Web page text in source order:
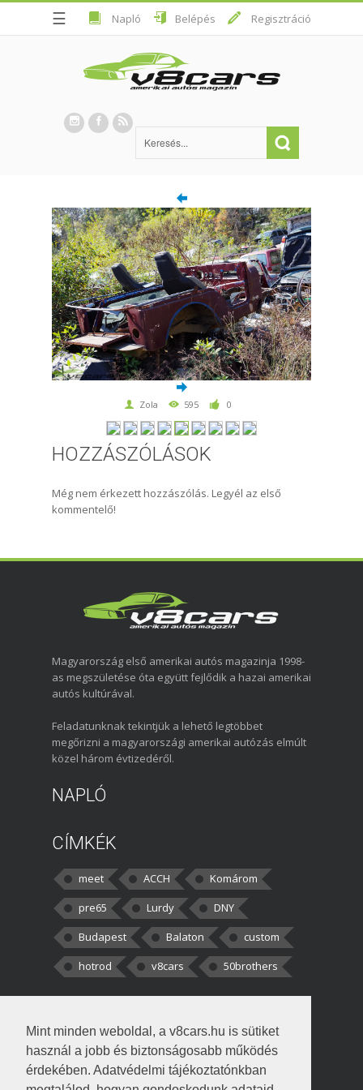
Mint minden weboldal, a v8cars.hu is sütiket
használ a jobb és biztonságosabb működés
érdekében. Adatvédelmi tájékoztatónkban
☰ Napló Belépés Regisztráció
Zola 595 0
HOZZÁSZÓLÁSOK
Még nem érkezett hozzászólás. Legyél az első
kommentelő!
Magyarország első amerikai autós magazinja 1998-
as megszületése óta együtt fejlődik a hazai amerikai
autós kultúrával.
Feladatunknak tekintjük a lehető legtöbbet
megőrizni a magyarországi amerikai autózás elmúlt
közel három évtizedéről.
NAPLÓ
CÍMKÉK
meet ACCH
Komárom
pre65
Lurdy
DNY
Budapest
Balaton
custom
hotrod
v8cars 50brothers
kortisz:Elszúrtam! Én csak két
darabbaal számoltam. Nem tudtam, hogy fél autót,